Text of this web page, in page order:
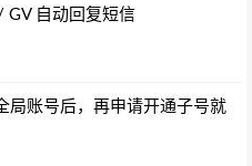
GV 自动回复短信
局账号后，再申请开通子号就